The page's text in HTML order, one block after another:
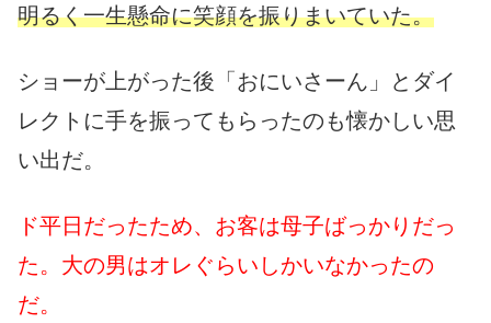
明るく一生懸命に笑顔を振りまいていた。
ショーが上がった後「おにいさーん」とダイ
レクトに手を振ってもらったのも懐かしい思
い出だ。
ド平日だったため、お客は母子ばっかりだっ
た。大の男はオレぐらいしかいなかったの
だ。